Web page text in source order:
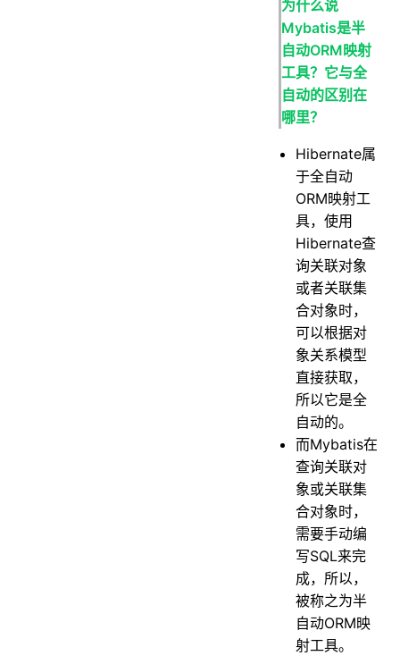
为什么说
Mybatis是半
自动ORM映射
工具？它与全
自动的区别在
哪里？
Hibernate属
于全自动
ORM映射工
具，使用
Hibernate查
询关联对象
或者关联集
合对象时，
可以根据对
象关系模型
直接获取，
所以它是全
自动的。
而Mybatis在
查询关联对
象或关联集
合对象时，
需要手动编
写SQL来完
成，所以，
被称之为半
自动ORM映
射工具。